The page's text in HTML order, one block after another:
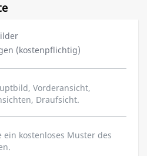
(kostenpflichtig)
Vorderansicht,
Draufsicht.
ein kostenloses Muster des